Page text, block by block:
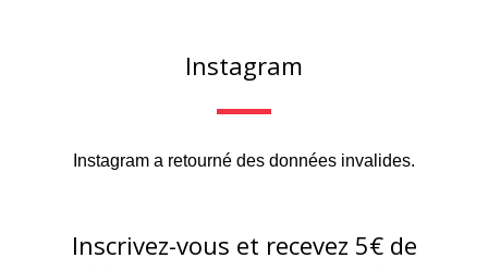
Instagram
Instagram a retourné des données invalides.
Inscrivez-vous et recevez 5€ de